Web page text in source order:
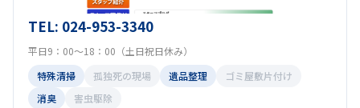
TEL: 024-953-3340
平日9：00～18：00（土日祝日休み）
特殊清掃
孤独死の現場 遺品整理
ゴミ屋敷片付け
消臭
害虫駆除